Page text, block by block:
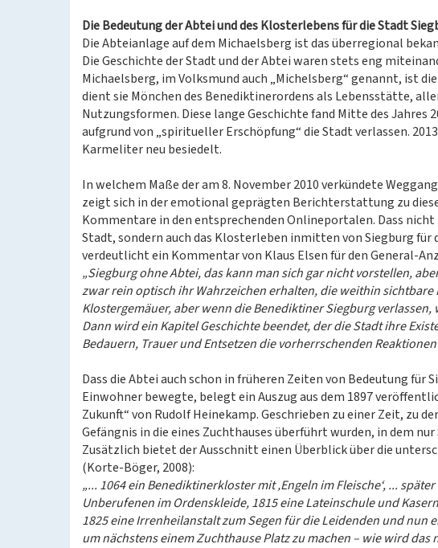
Die Bedeutung der Abtei und des Klosterlebens für die Stadt
Die Abteianlage auf dem Michaelsberg ist das überregional
Die Geschichte der Stadt und der Abtei waren stets eng
Michaelsberg, im Volksmund auch „Michelsberg“ genannt, ist
dient sie Mönchen des Benediktinerordens als Lebensstätte,
Nutzungsformen. Diese lange Geschichte fand Mitte des Jahres
aufgrund von „spiritueller Erschöpfung“ die Stadt verlassen.
Karmeliter neu besiedelt.
In welchem Maße der am 8. November 2010 verkündete
zeigt sich in der emotional geprägten Berichterstattung zu
Kommentare in den entsprechenden Onlineportalen. Dass
Stadt, sondern auch das Klosterleben inmitten von Siegburg für
verdeutlicht ein Kommentar von Klaus Elsen für den General-
„Siegburg ohne Abtei, das kann man sich gar nicht vorstellen,
zwar rein optisch ihr Wahrzeichen erhalten, die weithin
Klostergemäuer, aber wenn die Benediktiner Siegburg verlassen,
Dann wird ein Kapitel Geschichte beendet, der die Stadt ihre
Bedauern, Trauer und Entsetzen die vorherrschenden
Dass die Abtei auch schon in früheren Zeiten von Bedeutung für
Einwohner bewegte, belegt ein Auszug aus dem 1897
Zukunft“ von Rudolf Heinekamp. Geschrieben zu einer Zeit, zu
Gefängnis in die eines Zuchthauses überführt wurden, in dem
Zusätzlich bietet der Ausschnitt einen Überblick über die
(Korte-Böger, 2008):
„... 1064 ein Benediktinerkloster mit ‚Engeln im Fleische‘, ...
Unberufenen im Ordenskleide, 1815 eine Lateinschule und
1825 eine Irrenheilanstalt zum Segen für die Leidenden und nun
um nächstens einem Zuchthause Platz zu machen – wie wird das